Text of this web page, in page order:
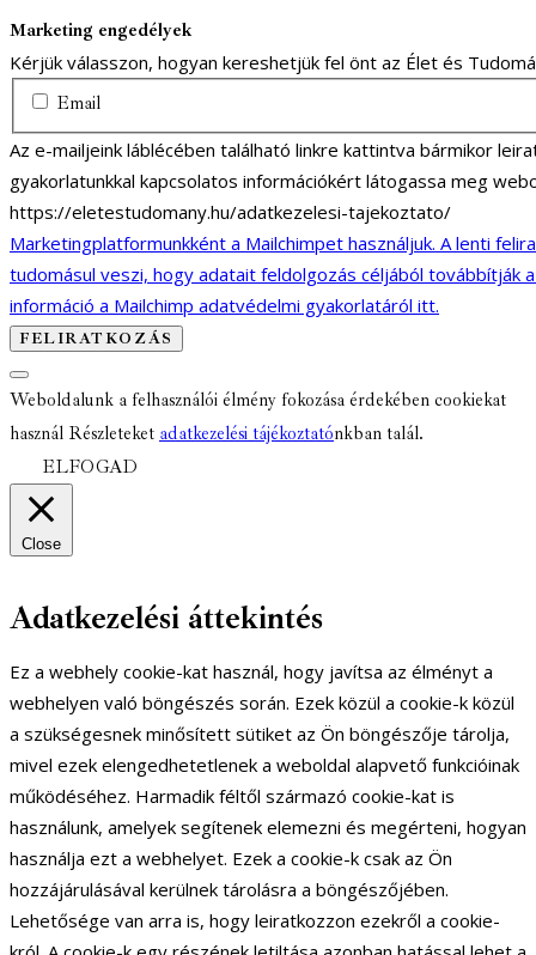
Marketing engedélyek
Kérjük válasszon, hogyan kereshetjük fel önt az Élet és
Email
Az e-mailjeink láblécében található linkre kattintva bármikor
gyakorlatunkkal kapcsolatos információkért látogassa meg
https://eletestudomany.hu/adatkezelesi-tajekoztato/
Marketingplatformunkként a Mailchimpet használjuk. A lenti
tudomásul veszi, hogy adatait feldolgozás céljából továbbítják
információ a Mailchimp adatvédelmi gyakorlatáról itt.
Weboldalunk a felhasználói élmény fokozása érdekében cookiekat
használ Részleteket adatkezelési tájékoztatónkban talál.
ELFOGAD
Close
Adatkezelési áttekintés
Ez a webhely cookie-kat használ, hogy javítsa az élményt a
webhelyen való böngészés során. Ezek közül a cookie-k közül
a szükségesnek minősített sütiket az Ön böngészője tárolja,
mivel ezek elengedhetetlenek a weboldal alapvető funkcióinak
működéséhez. Harmadik féltől származó cookie-kat is
használunk, amelyek segítenek elemezni és megérteni, hogyan
használja ezt a webhelyet. Ezek a cookie-k csak az Ön
hozzájárulásával kerülnek tárolásra a böngészőjében.
Lehetősége van arra is, hogy leiratkozzon ezekről a cookie-